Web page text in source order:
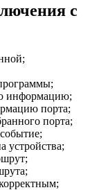
с
информацию;
порта;
порта;
устройства;